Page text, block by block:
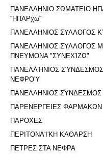
ΠΑΝΕΛΛΗΝΙΟ ΣΩΜΑΤΕΙΟ
''ΗΠΑΡχω''
ΠΑΝΕΛΛΗΝΙΟΣ ΣΥΛΛΟΓΟΣ
ΠΑΝΕΛΛΗΝΙΟΣ ΣΥΛΛΟΓΟΣ
ΠΝΕΥΜΟΝΑ "ΣΥΝΕΧΊΖΩ"
ΠΑΝΕΛΛΉΝΙΟΣ
ΝΕΦΡΟΎ
ΠΑΝΕΛΛΗΝΙΟΣ
ΠΑΡΕΝΕΡΓΕΙΕΣ ΦΑΡΜΑΚΩΝ
ΠΑΡΟΧΕΣ
ΠΕΡΙΤΟΝΑ'I'ΚΗ ΚΑΘΑΡΣΗ
ΠΕΤΡΕΣ ΣΤΑ ΝΕΦΡΑ